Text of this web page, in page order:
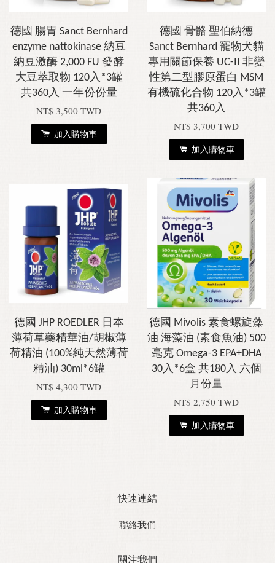
德國 腸胃 Sanct Bernhard
enzyme nattokinase 納豆
納豆激酶 2,000 FU 發酵
大豆萃取物 120入*3罐
共360入 一年份份量
NT$ 3,500 TWD
加入購物車
德國 骨骼 聖伯納德
Sanct Bernhard 寵物犬貓
專用關節保養 UC-II 非變
性第二型膠原蛋白 MSM
有機硫化合物 120入*3罐
共360入
NT$ 3,700 TWD
加入購物車
德國 JHP ROEDLER 日本
薄荷草藥精華油/胡椒薄
荷精油 (100%純天然薄荷
精油) 30ml*6罐
NT$ 4,300 TWD
加入購物車
德國 Mivolis 素食螺旋藻
油 海藻油 (素食魚油) 500
毫克 Omega-3 EPA+DHA
30入*6盒 共180入 六個
月份量
NT$ 2,750 TWD
加入購物車
快速連結
聯絡我們
關注我們